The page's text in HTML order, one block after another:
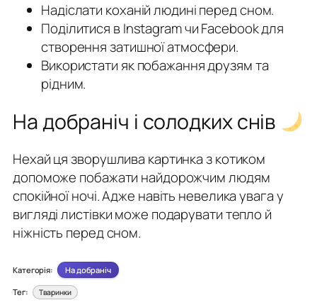
Надіслати коханій людині перед сном.
Поділитися в Instagram чи Facebook для
створення затишної атмосфери.
Використати як побажання друзям та
рідним.
На добраніч і солодких снів
Нехай ця зворушлива картинка з котиком
допоможе побажати найдорожчим людям
спокійної ночі. Адже навіть невелика увага у
вигляді листівки може подарувати тепло й
ніжність перед сном.
Категорія: На добраніч
Тег: Тваринки